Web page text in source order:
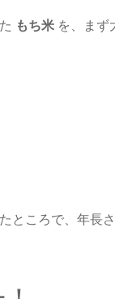
もち米 を、 まず
ところで、年長